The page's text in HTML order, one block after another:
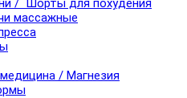
/ Шорты для похудения
массажные
/ Магнезия